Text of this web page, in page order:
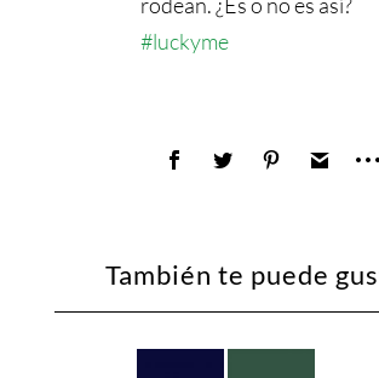
#luckyme
También te puede